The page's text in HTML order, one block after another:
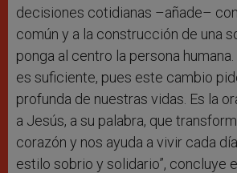
decisiones cotidianas –añade–
común y a la construcción de una
ponga al centro la persona humana.
es suficiente, pues este cambio
profunda de nuestras vidas. Es la
a Jesús, a su palabra, que
corazón y nos ayuda a vivir cada
estilo sobrio y solidario”, concluye